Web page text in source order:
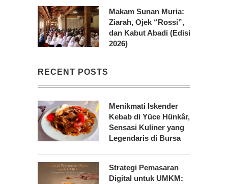
Makam Sunan Muria:
Ziarah, Ojek “Rossi”,
dan Kabut Abadi (Edisi
2026)
RECENT POSTS
Menikmati Iskender
Kebab di Yüce Hünkâr,
Sensasi Kuliner yang
Legendaris di Bursa
Strategi Pemasaran
Digital untuk UMKM: